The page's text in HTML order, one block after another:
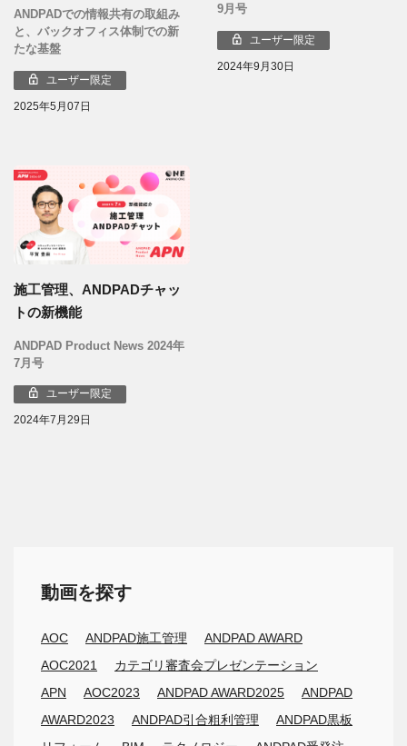
ANDPADでの情報共有の取組み
と、バックオフィス体制での新
たな基盤
ユーザー限定
2025年5月07日
9月号
ユーザー限定
2024年9月30日
施工管理、ANDPADチャッ
トの新機能
ANDPAD Product News 2024年
7月号
ユーザー限定
2024年7月29日
動画を探す
AOC ANDPAD施工管理
ANDPAD AWARD
AOC2021
カテゴリ審査会プレゼンテーション
APN
AOC2023 ANDPAD AWARD2025
ANDPAD
AWARD2023
ANDPAD引合粗利管理
ANDPAD黒板